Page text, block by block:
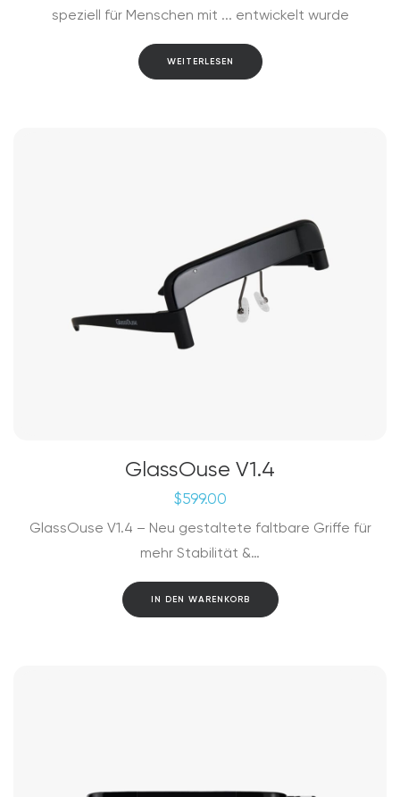
speziell für Menschen mit ... entwickelt wurde
WEITERLESEN
GlassOuse V1.4
$599.00
GlassOuse V1.4 – Neu gestaltete faltbare Griffe für
mehr Stabilität &…
IN DEN WARENKORB